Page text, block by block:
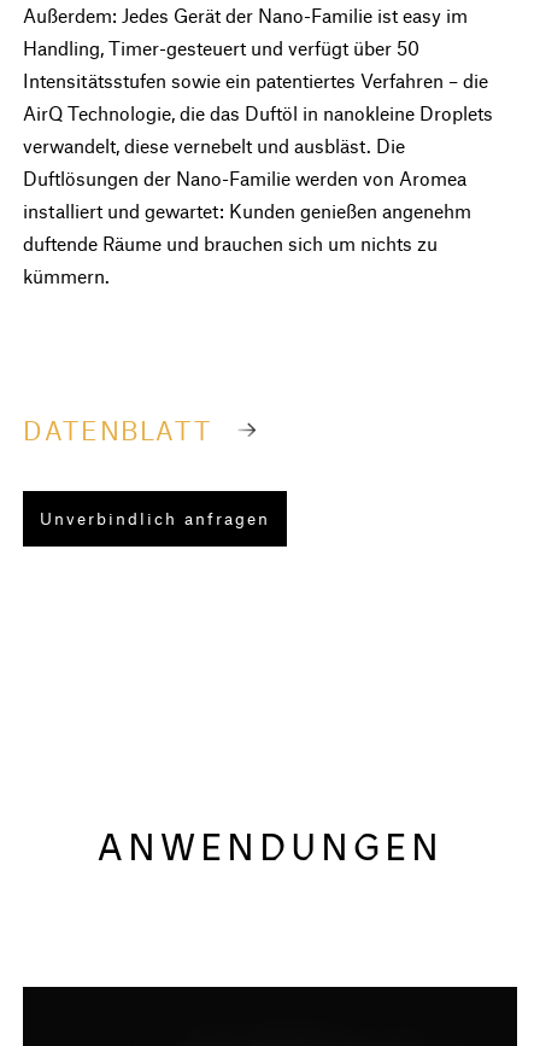
Außerdem: Jedes Gerät der Nano-Familie ist easy im
Handling, Timer-gesteuert und verfügt über 50
Intensitätsstufen sowie ein patentiertes Verfahren – die
AirQ Technologie, die das Duftöl in nanokleine Droplets
verwandelt, diese vernebelt und ausbläst. Die
Duftlösungen der Nano-Familie werden von Aromea
installiert und gewartet: Kunden genießen angenehm
duftende Räume und brauchen sich um nichts zu
kümmern.
DATENBLATT
Unverbindlich anfragen
ANWENDUNGEN